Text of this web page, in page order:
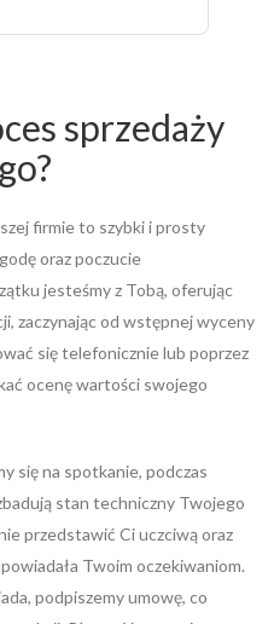
sprzedaży
firmie to szybki i prosty
oraz poczucie
jesteśmy z Tobą, oferując
zaczynając od wstępnej wyceny
się telefonicznie lub poprzez
ocenę wartości swojego
się na spotkanie, podczas
stan techniczny Twojego
przedstawić Ci uczciwą oraz
Twoim oczekiwaniom.
podpiszemy umowę, co